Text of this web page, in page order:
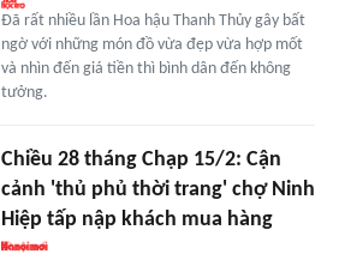
Đã rất nhiều lần Hoa hậu Thanh Thủy gây bất
ngờ với những món đồ vừa đẹp vừa hợp mốt
và nhìn đến giá tiền thì bình dân đến không
tưởng.
Chiều 28 tháng Chạp 15/2: Cận
cảnh 'thủ phủ thời trang' chợ Ninh
Hiệp tấp nập khách mua hàng